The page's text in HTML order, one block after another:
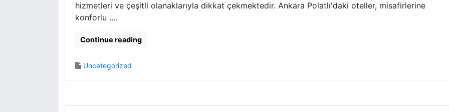
hizmetleri ve çeşitli olanaklarıyla dikkat çekmektedir. Ankara Polatlı'daki oteller, misafirlerine
konforlu ....
Continue reading
Uncategorized